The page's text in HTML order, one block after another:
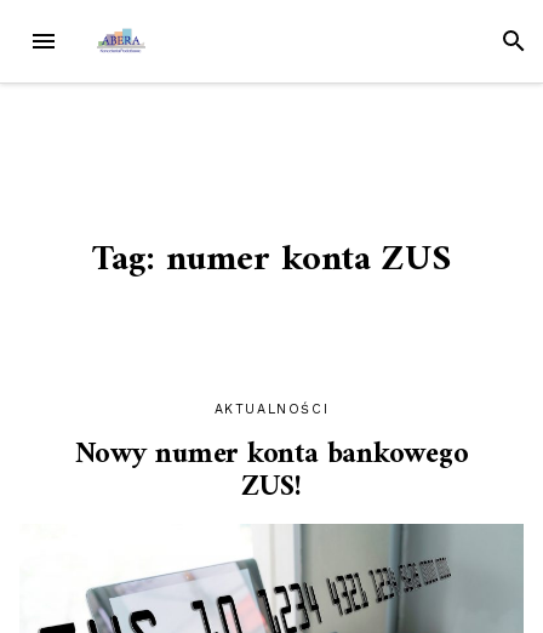
treści
MENU
Tag: numer konta ZUS
AKTUALNOŚCI
Nowy numer konta bankowego
ZUS!